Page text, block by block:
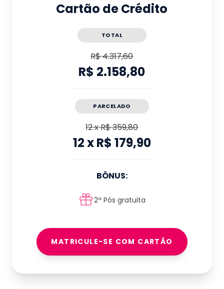
Cartão de Crédito
TOTAL
R$ 4.317,60
R$ 2.158,80
PARCELADO
12xR$ 359,80
12xR$ 179,90
BÔNUS:
2ª Pós gratuita
MATRICULE-SE COM CARTÃO